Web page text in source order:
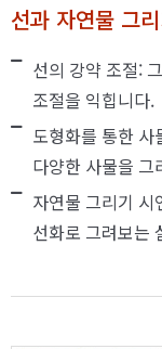
선과 자연물 그
선의 강약 조절:
조절을 익힙니다.
도형화를 통한 사
다양한 사물을
자연물 그리기 시
선화로 그려보는